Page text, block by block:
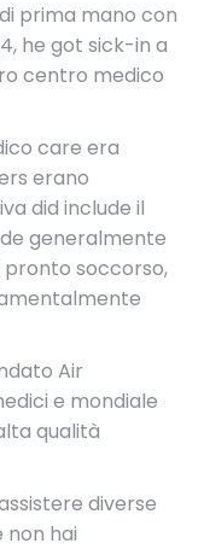
prima mano con
he got sick-in a
centro medico
care era
erano
did include il
generalmente
soccorso,
Air
e mondiale
qualità
diverse
hai